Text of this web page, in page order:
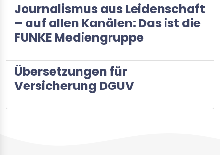
Journalismus aus Leidenschaft
– auf allen Kanälen: Das ist die
FUNKE Mediengruppe
Übersetzungen für
Versicherung DGUV